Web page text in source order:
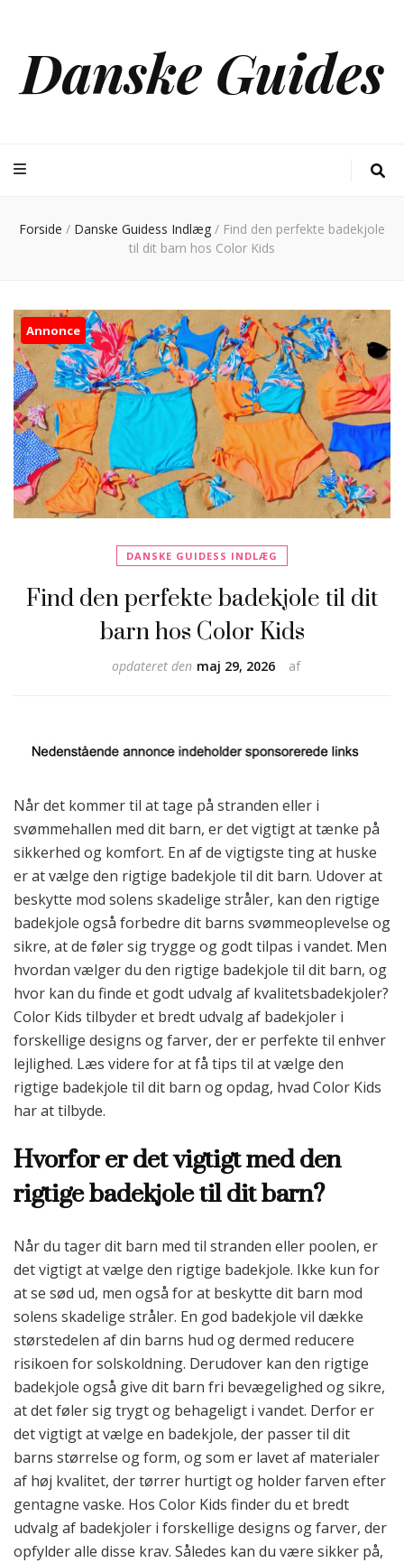
Danske Guides
Forside / Danske Guidess Indlæg / Find den perfekte badekjole
til dit barn hos Color Kids
Annonce
DANSKE GUIDESS INDLÆG
Find den perfekte badekjole til dit
barn hos Color Kids
af
opdateret den maj 29, 2026
Når det kommer til at tage på stranden eller i
svømmehallen med dit barn, er det vigtigt at tænke på
sikkerhed og komfort. En af de vigtigste ting at huske
er at vælge den rigtige badekjole til dit barn. Udover at
beskytte mod solens skadelige stråler, kan den rigtige
badekjole også forbedre dit barns svømmeoplevelse og
sikre, at de føler sig trygge og godt tilpas i vandet. Men
hvordan vælger du den rigtige badekjole til dit barn, og
hvor kan du finde et godt udvalg af kvalitetsbadekjoler?
Color Kids tilbyder et bredt udvalg af badekjoler i
forskellige designs og farver, der er perfekte til enhver
lejlighed. Læs videre for at få tips til at vælge den
rigtige badekjole til dit barn og opdag, hvad Color Kids
har at tilbyde.
Hvorfor er det vigtigt med den
rigtige badekjole til dit barn?
Når du tager dit barn med til stranden eller poolen, er
det vigtigt at vælge den rigtige badekjole. Ikke kun for
at se sød ud, men også for at beskytte dit barn mod
solens skadelige stråler. En god badekjole vil dække
størstedelen af din barns hud og dermed reducere
risikoen for solskoldning. Derudover kan den rigtige
badekjole også give dit barn fri bevægelighed og sikre,
at det føler sig trygt og behageligt i vandet. Derfor er
det vigtigt at vælge en badekjole, der passer til dit
barns størrelse og form, og som er lavet af materialer
af høj kvalitet, der tørrer hurtigt og holder farven efter
gentagne vaske. Hos Color Kids finder du et bredt
udvalg af badekjoler i forskellige designs og farver, der
opfylder alle disse krav. Således kan du være sikker på,